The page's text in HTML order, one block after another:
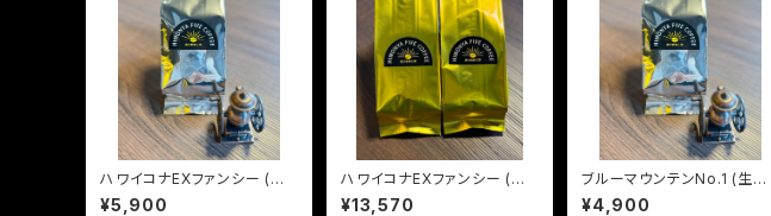
ハワイコナEXファンシー (生
豆240g)
¥5,900
ハワイコナEXファンシー (生
豆600g)
¥13,570
ブルーマウンテンNo.1 (生豆2
40g)
¥4,900